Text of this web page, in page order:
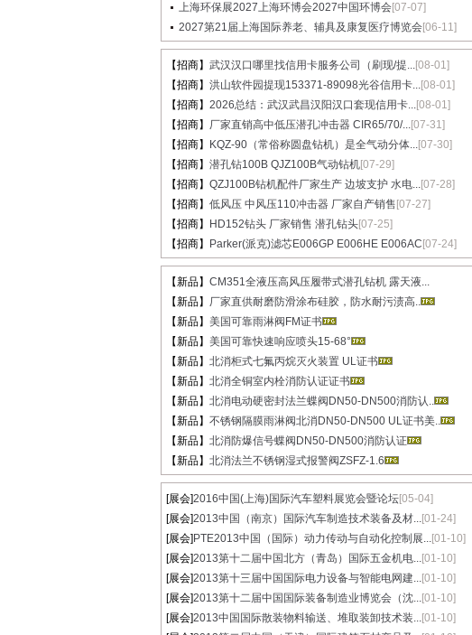
上海环保展2027上海环博会2027中国环博会[07-07]
2027第21届上海国际养老、辅具及康复医疗博览会[06-11]
【招商】 武汉汉口哪里找信用卡服务公司（刷现/提...[08-01]
【招商】 洪山软件园提现153371-89098光谷信用卡...[08-01]
【招商】 2026总结：武汉武昌汉阳汉口套现信用卡...[08-01]
【招商】 厂家直销高中低压潜孔冲击器 CIR65/70/...[07-31]
【招商】
KQZ-90（常俗称圆盘钻机）是全气动分体...[07-30]
【招商】 潜孔钻100B QJZ100B气动钻机[07-29]
【招商】 QZJ100B钻机配件厂家生产 边坡支护 水电...[07-28]
【招商】 低风压 中风压110冲击器 厂家自产销售 [07-27]
【招商】
HD152钻头 厂家销售 潜孔钻头[07-25]
【招商】
Parker(派克)滤芯E006GP E006HE E006AC [07-24]
【新品】 CM351全液压高风压履带式潜孔钻机 露天液...
【新品】 厂家直供耐磨防滑涂布硅胶，防水耐污渍高..
【新品】 美国可靠雨淋阀FM证书
【新品】 美国可靠快速响应喷头15-68°
【新品】 北消柜式七氟丙烷灭火装置 UL证书
【新品】 北消全铜室内栓消防认证证书
【新品】 北消电动硬密封法兰蝶阀DN50-DN500消防认..
【新品】 不锈钢隔膜雨淋阀北消DN50-DN500 UL证书美..
【新品】 北消防爆信号蝶阀DN50-DN500消防认证
【新品】 北消法兰不锈钢湿式报警阀ZSFZ-1.6
[展会]2016中国(上海)国际汽车塑料展览会暨论坛[05-04]
[展会]2013中国（南京）国际汽车制造技术装备及材...[01-24]
[展会] PTE2013中国（国际）动力传动与自动化控制展...[01-10]
[展会]2013第十二届中国北方（青岛）国际五金机电...[01-10]
[展会]2013第十三届中国国际电力设备与智能电网建...[01-10]
[展会]2013第十二届中国国际装备制造业博览会（沈...[01-10]
[展会]2013中国国际散装物料输送、堆取装卸技术装...[01-10]